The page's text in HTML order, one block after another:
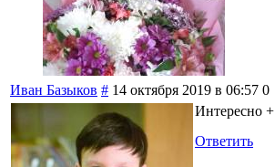
Иван Базыков # 14 октября 2019 в 06:57 0
Интересно +
Ответить